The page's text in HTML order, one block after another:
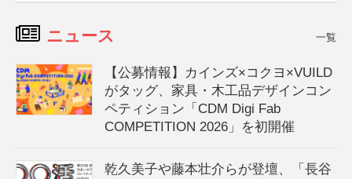
ニュース 一覧
【公募情報】カインズ×コクヨ×VUILD
がタッグ、家具・木工品デザインコン
ペティション「CDM Digi Fab
COMPETITION 2026」を初開催
乾久美子や藤本壮介らが登壇、「長谷